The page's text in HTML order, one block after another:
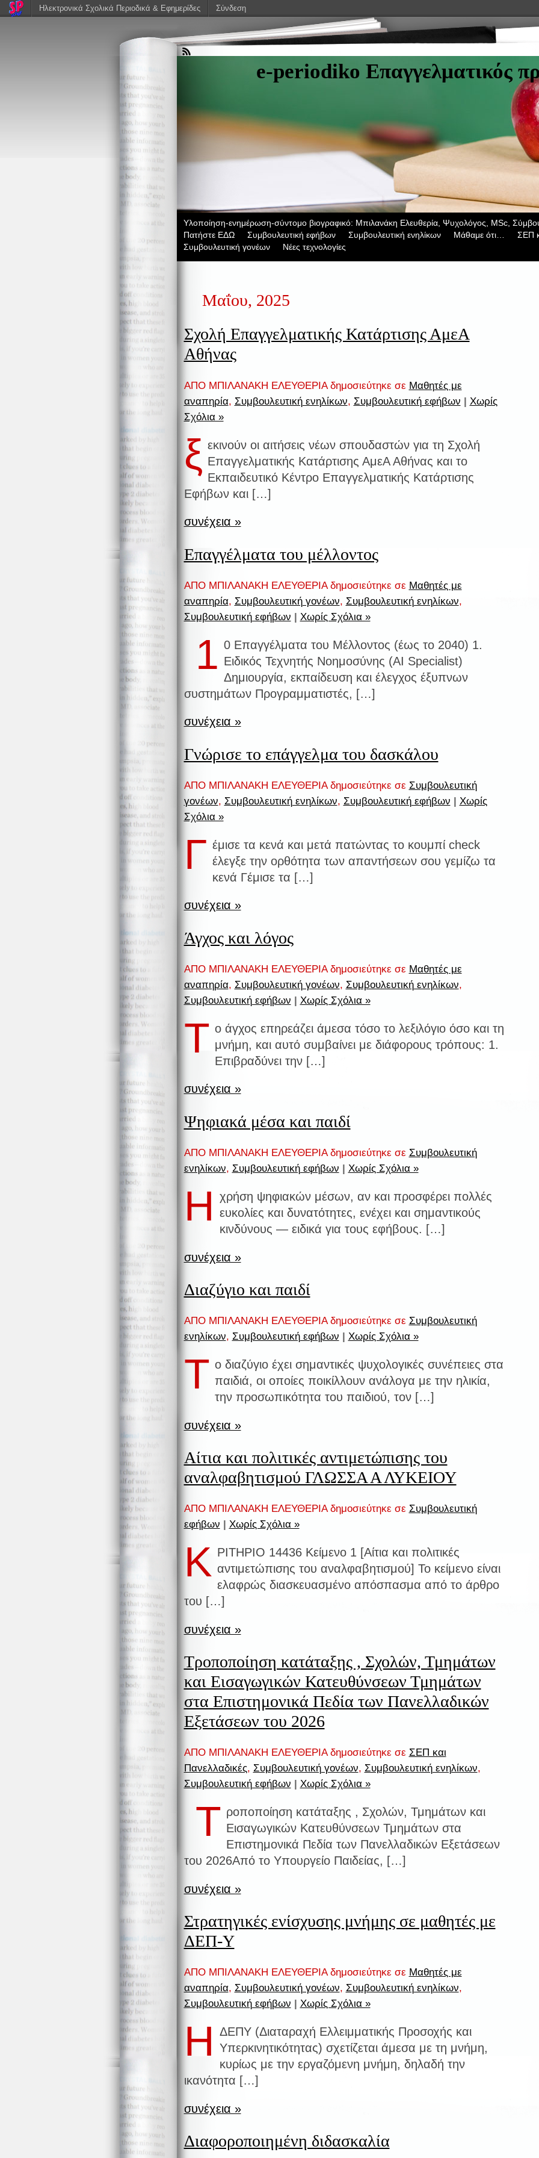
e-periodiko Επαγγελματικός
Υλοποίηση-ενημέρωση-σύντομο βιογραφικό: Μπιλανάκη Ελευθερία, Ψυχολόγος, ΜSc,
Πατήστε ΕΔΩ
Συμβουλευτική εφήβων Συμβουλευτική ενηλίκων Μάθαμε ότι…
ΣΕΠ
Συμβουλευτική γονέων
Νέες τεχνολογίες
Μαΐου, 2025
Σχολή Επαγγελματικής Κατάρτισης ΑμεΑ
Αθήνας
ΑΠΟ ΜΠΙΛΑΝΑΚΗ ΕΛΕΥΘΕΡΙΑ δημοσιεύτηκε σε Μαθητές με
αναπηρία, Συμβουλευτική ενηλίκων, Συμβουλευτική εφήβων | Χωρίς
Σχόλια »
ξ εκινούν οι αιτήσεις νέων σπουδαστών για τη Σχολή
Επαγγελματικής Κατάρτισης ΑμεΑ Αθήνας και το
Εκπαιδευτικό Κέντρο Επαγγελματικής Κατάρτισης
Εφήβων και […]
συνέχεια »
Επαγγέλματα του μέλλοντος
ΑΠΟ ΜΠΙΛΑΝΑΚΗ ΕΛΕΥΘΕΡΙΑ δημοσιεύτηκε σε Μαθητές με
αναπηρία, Συμβουλευτική γονέων, Συμβουλευτική ενηλίκων,
Συμβουλευτική εφήβων | Χωρίς Σχόλια »
1 0 Επαγγέλματα του Μέλλοντος (έως το 2040) 1.
Ειδικός Τεχνητής Νοημοσύνης (AI Specialist)
Δημιουργία, εκπαίδευση και έλεγχος έξυπνων
συστημάτων Προγραμματιστές, […]
συνέχεια »
Γνώρισε το επάγγελμα του δασκάλου
ΑΠΟ ΜΠΙΛΑΝΑΚΗ ΕΛΕΥΘΕΡΙΑ δημοσιεύτηκε σε Συμβουλευτική
γονέων, Συμβουλευτική ενηλίκων, Συμβουλευτική εφήβων | Χωρίς
Σχόλια »
Γ έμισε τα κενά και μετά πατώντας το κουμπί check
έλεγξε την ορθότητα των απαντήσεων σου γεμίζω τα
κενά Γέμισε τα […]
συνέχεια »
Άγχος και λόγος
ΑΠΟ ΜΠΙΛΑΝΑΚΗ ΕΛΕΥΘΕΡΙΑ δημοσιεύτηκε σε Μαθητές με
αναπηρία, Συμβουλευτική γονέων, Συμβουλευτική ενηλίκων,
Συμβουλευτική εφήβων | Χωρίς Σχόλια »
Τ ο άγχος επηρεάζει άμεσα τόσο το λεξιλόγιο όσο και τη
μνήμη, και αυτό συμβαίνει με διάφορους τρόπους: 1.
Επιβραδύνει την […]
συνέχεια »
Ψηφιακά μέσα και παιδί
ΑΠΟ ΜΠΙΛΑΝΑΚΗ ΕΛΕΥΘΕΡΙΑ δημοσιεύτηκε σε Συμβουλευτική
ενηλίκων, Συμβουλευτική εφήβων | Χωρίς Σχόλια »
Η
χρήση ψηφιακών μέσων, αν και προσφέρει πολλές
ευκολίες και δυνατότητες, ενέχει και σημαντικούς
κινδύνους — ειδικά για τους εφήβους. […]
συνέχεια »
Διαζύγιο και παιδί
ΑΠΟ ΜΠΙΛΑΝΑΚΗ ΕΛΕΥΘΕΡΙΑ δημοσιεύτηκε σε Συμβουλευτική
ενηλίκων, Συμβουλευτική εφήβων | Χωρίς Σχόλια »
Τ ο διαζύγιο έχει σημαντικές ψυχολογικές συνέπειες στα
παιδιά, οι οποίες ποικίλλουν ανάλογα με την ηλικία,
την προσωπικότητα του παιδιού, τον […]
συνέχεια »
Αίτια και πολιτικές αντιμετώπισης του
αναλφαβητισμού ΓΛΩΣΣΑ Α ΛΥΚΕΙΟΥ
ΑΠΟ ΜΠΙΛΑΝΑΚΗ ΕΛΕΥΘΕΡΙΑ δημοσιεύτηκε σε Συμβουλευτική
εφήβων | Χωρίς Σχόλια »
Κ ΡΙΤΗΡΙΟ 14436 Κείμενο 1 [Αίτια και πολιτικές
αντιμετώπισης του αναλφαβητισμού] Το κείμενο είναι
ελαφρώς διασκευασμένο απόσπασμα από το άρθρο
του […]
συνέχεια »
Τροποποίηση κατάταξης , Σχολών, Τμημάτων
και Εισαγωγικών Κατευθύνσεων Τμημάτων
στα Επιστημονικά Πεδία των Πανελλαδικών
Εξετάσεων του 2026
ΑΠΟ ΜΠΙΛΑΝΑΚΗ ΕΛΕΥΘΕΡΙΑ δημοσιεύτηκε σε ΣΕΠ και
Πανελλαδικές, Συμβουλευτική γονέων, Συμβουλευτική ενηλίκων,
Συμβουλευτική εφήβων | Χωρίς Σχόλια »
Τ ροποποίηση κατάταξης , Σχολών, Τμημάτων και
Εισαγωγικών Κατευθύνσεων Τμημάτων στα
Επιστημονικά Πεδία των Πανελλαδικών Εξετάσεων
του 2026Από το Υπουργείο Παιδείας, […]
συνέχεια »
Στρατηγικές ενίσχυσης μνήμης σε μαθητές με
ΔΕΠ-Υ
ΑΠΟ ΜΠΙΛΑΝΑΚΗ ΕΛΕΥΘΕΡΙΑ δημοσιεύτηκε σε Μαθητές με
αναπηρία, Συμβουλευτική γονέων, Συμβουλευτική ενηλίκων,
Συμβουλευτική εφήβων
Χωρίς Σχόλια »
Η
ΔΕΠΥ (Διαταραχή Ελλειμματικής Προσοχής και
Υπερκινητικότητας) σχετίζεται άμεσα με τη μνήμη,
κυρίως με την εργαζόμενη μνήμη, δηλαδή την
ικανότητα […]
συνέχεια »
Διαφοροποιημένη διδασκαλία
Ηλεκτρονικά Σχολικά Περιοδικά & Εφημερίδες Σύνδεση